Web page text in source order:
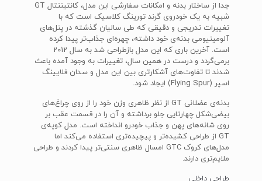
جدا از ساختار بدنه و امکانات سفارشی این مدل، کانتیننتال GT
شبیه به یک خودروی گرند تورینگ کلاسیک است که با
تغییرات تدریجی و دقیقی که طی سالیان گذشته در پنل‌های
آلومینیومی بدنه‌ی خود داشته، چهره‌ای جذاب‌تر پیدا کرده
است. آخرین باری که این مدل بازطراحی شد به سال 2012
برمی‌گردد و درست در همین سال، تغییرات به وجود آمده باعث
شدند تا تفاوت‌های آشکارتری بین این مدل و سدان فلایینگ
اسپر (Flying Spur) ایجاد شود.
بدنه‌ی عضلانی GT از نظر ظاهری وزن خود را از روی چراغ‌های
بیضی‌شکل چهارتایی جلو برداشته و آن را در قسمت عقب بر
روی شانه‌های پهن و جذاب خودرو انداخته است. مدل کوپه‌ی
GT از طراحی کشیده‌تر و پیچیده‌تری استفاده می‌کند اما
مدل‌های کروک GTC امسال ظاهری سنتی‌تر پیدا کردند و طراحی
ملایم‌تری دارند.
طراحی داخلی